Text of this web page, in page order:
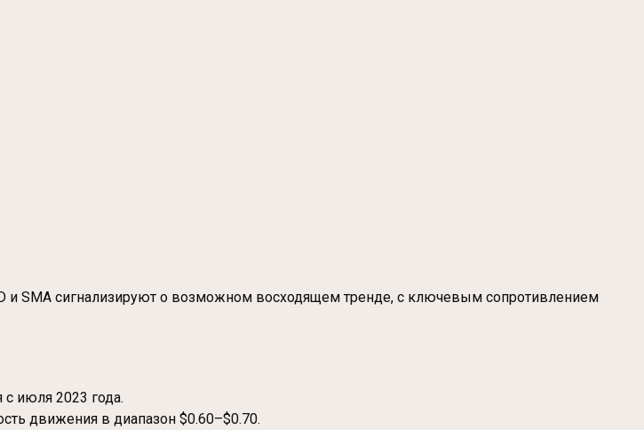
и SMA сигнализируют о возможном восходящем тренде, с ключевым сопротивлением
с июля 2023 года.
движения в диапазон $0.60–$0.70.